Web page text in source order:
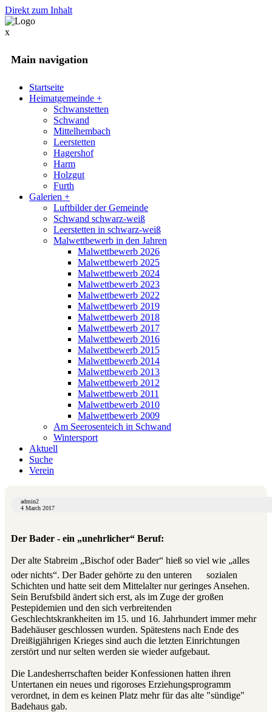
Direkt zum Inhalt
x
Main navigation
Startseite
Heimatgemeinde +
Schwanstetten
Schwand
Mittelhembach
Leerstetten
Hagershof
Harm
Holzgut
Furth
Galerien +
Luftbilder der Gemeinde
Schwand schwarz-weiß
Leerstetten in schwarz-weiß
Malwettbewerb in den Jahren
Malwettbewerb 2026
Malwettbewerb 2025
Malwettbewerb 2024
Malwettbewerb 2023
Malwettbewerb 2022
Malwettbewerb 2019
Malwettbewerb 2018
Malwettbewerb 2017
Malwettbewerb 2016
Malwettbewerb 2015
Malwettbewerb 2014
Malwettbewerb 2013
Malwettbewerb 2012
Malwettbewerb 2011
Malwettbewerb 2010
Malwettbewerb 2009
Am Seerosenteich in Schwand
Wintersport
Aktuell
Suche
Verein
admin2
4 March 2017
Der Bader - ein „unehrlicher“ Beruf:
Der alte Stabreim „Bischof oder Bader“ hieß so viel wie „alles
oder nichts“. Der Bader gehörte zu den unteren
sozialen
Schichten und hatte seit dem Mittelalter nur geringes Ansehen.
Sein Berufsbild ändert sich erst, als im Zuge der großen
Pestepidemien und den sich verbreitenden
Geschlechtskrankheiten im 15. und 16. Jahrhundert immer mehr
Badehäuser geschlossen wurden. Spätestens nach Ende des
Dreißigjährigen Krieges sind auch die letzten Einrichtungen
zerstört und nur selten werden sie wieder aufgebaut.
Die Landesherrschaften beider Konfessionen hatten ihren
Untertanen ein neues und rigoroses Erziehungsprogramm
verordnet, in dem es keinen Platz mehr für das alte "sündige"
Badehaus gab.